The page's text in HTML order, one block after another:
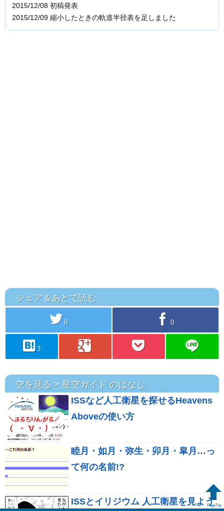
2015/12/08 初稿発表
2015/12/09 縮小したときの軌道半径表を足しました
シェア＆あとで読む
twitter 0 facebook 0
hatebu 3 googleplus pocket line
空を見る > 星空ガイド のはなし
ISSなど人工衛星を探せるHeavens
Aboveの使い方
睦月・如月・弥生・卯月・皐月…っ
て何の名前!?
ISSとイリジウム 人工衛星を見よう